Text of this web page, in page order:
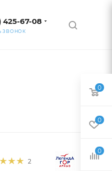
425-67-08
ЗВОНОК
2
0
0
0